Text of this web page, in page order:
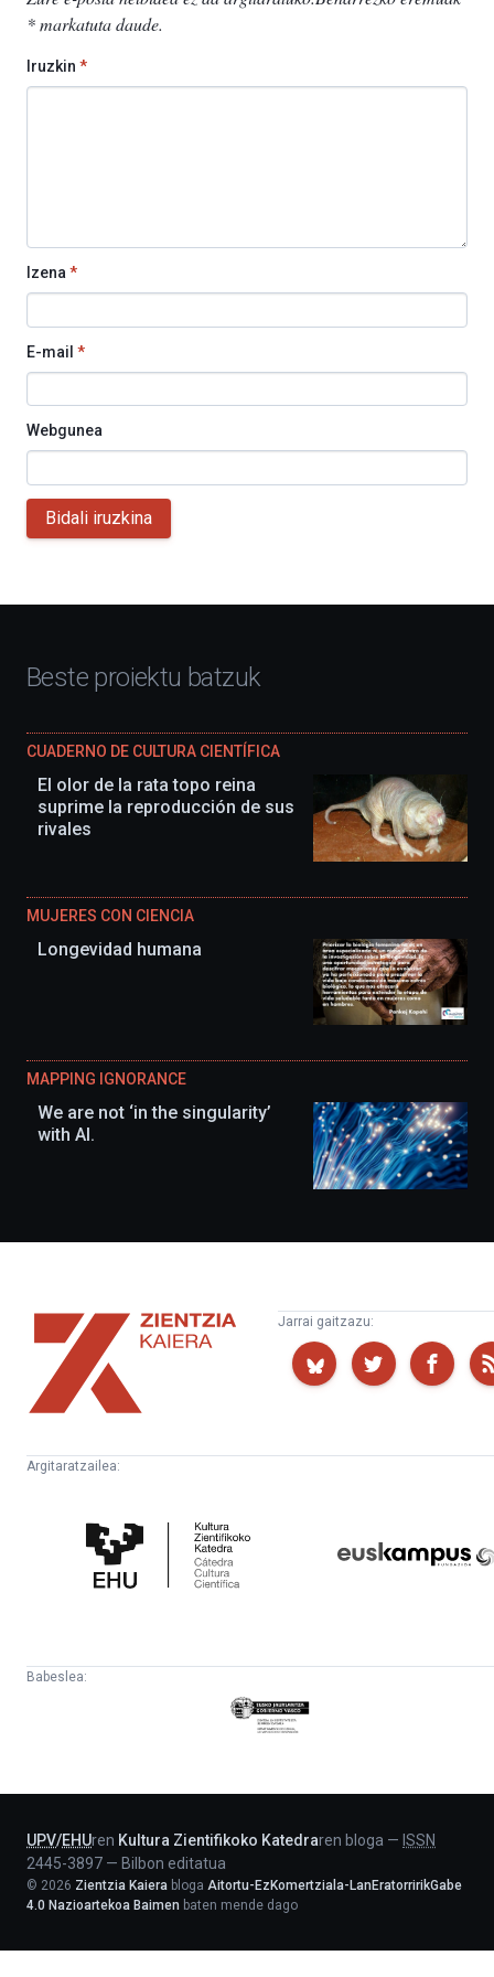
*markatuta daude.
Iruzkin *
Izena*
E-mail *
Webgunea
Bidali iruzkina
Beste proiektu batzuk
CUADERNO DE CULTURA CIENTÍFICA
El olor de la rata topo reina
suprime la reproducción de sus
rivales
MUJERES CON CIENCIA
Longevidad humana
MAPPING IGNORANCE
We are not ‘in the singularity’
with AI.
Zientzia
Kaiera
Jarrai gaitzazu:
Argitaratzailea:
Zientifikoko
Katedra
Babeslea:
Eusko
Jaurlaritza
UPV/EHUren Kultura Zientifikoko Katedraren bloga — ISSN
2445-3897 — Bilbon editatua
© 2026 Zientzia Kaiera bloga Aitortu-EzKomertziala-LanEratorririkGabe
4.0 Nazioartekoa Baimen baten mende dago